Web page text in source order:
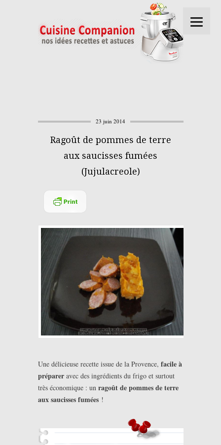
23 juin 2014
Ragoût de pommes de terre
aux saucisses fumées
(Jujulacreole)
Une délicieuse recette issue de la Provence, facile à
prépareravec des ingrédients du frigo et surtout
très économique : un ragoût de pommes de terre
aux saucisses fumées !